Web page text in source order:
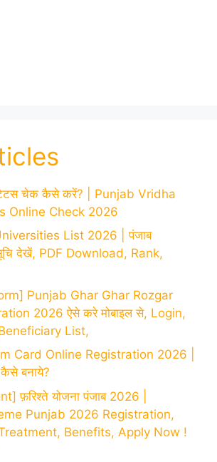
चेक कैसे करें? | Punjab Vridha
Online Check 2026
List 2026 | पंजाब
सूचि देखें, PDF Download, Rank,
Punjab Ghar Ghar Rozgar
2026 ऐसे करे मोबाइल से, Login,
List,
Card Online Registration 2026 |
कैसे बनाये?
फ़रिश्ते योजना पंजाब 2026 |
Punjab 2026 Registration,
Benefits, Apply Now !